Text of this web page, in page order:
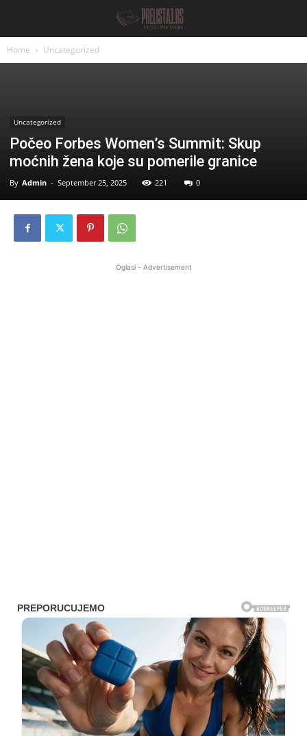
Home Uncategorized
Uncategorized
Počeo Forbes Women’s Summit: Skup
moćnih žena koje su pomerile granice
By Admin - September 25, 2025 221 0
Oglasi - Advertisement